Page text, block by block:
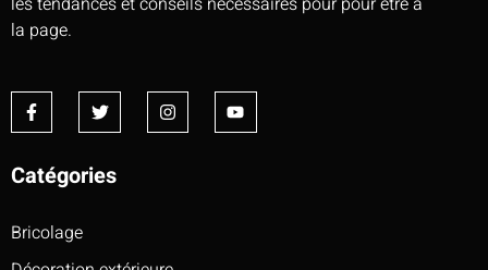
la page.
Catégories
Bricolage